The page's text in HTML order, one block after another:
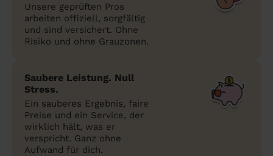
Unsere geprüften Pros
arbeiten offiziell, sorgfältig
und sind versichert. Ohne
Risiko und ohne Grauzonen.
Saubere Leistung. Null
Stress.
Ein sauberes Ergebnis, faire
Preise und ein Service, der
wirklich hält, was er
verspricht. Ganz ohne
Aufwand für dich.